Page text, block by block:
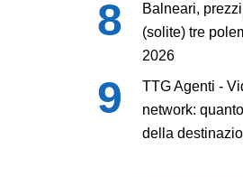
Balneari,
(solite) tre
2026
TTG Agenti -
network:
della